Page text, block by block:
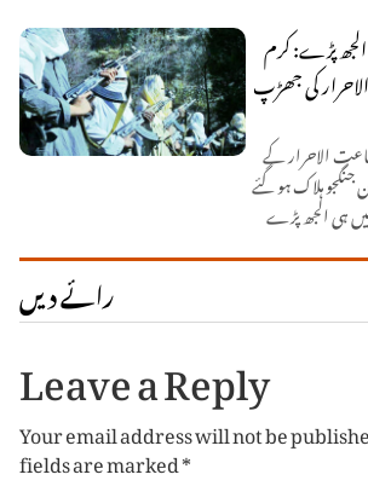
الجھ پڑے: کرم
کی جھڑپ
الاحرار کے
جنگجو ہلاک ہو گئے
ہی الجھ پڑے
رائے دیں
Leave a Reply
Your email address will not be
fields are marked*